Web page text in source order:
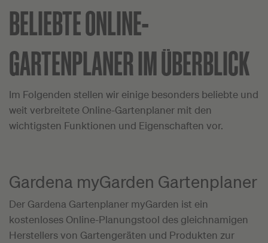
BELIEBTE ONLINE-
GARTENPLANER IM ÜBERBLICK
Im Folgenden stellen wir einige besonders beliebte und
weit verbreitete Online-Gartenplaner mit den
wichtigsten Funktionen und Eigenschaften vor.
Gardena myGarden Gartenplaner
Der Gardena Gartenplaner myGarden ist ein
kostenloses Online-Planungstool des gleichnamigen
Herstellers von Gartengeräten und Produkten zur